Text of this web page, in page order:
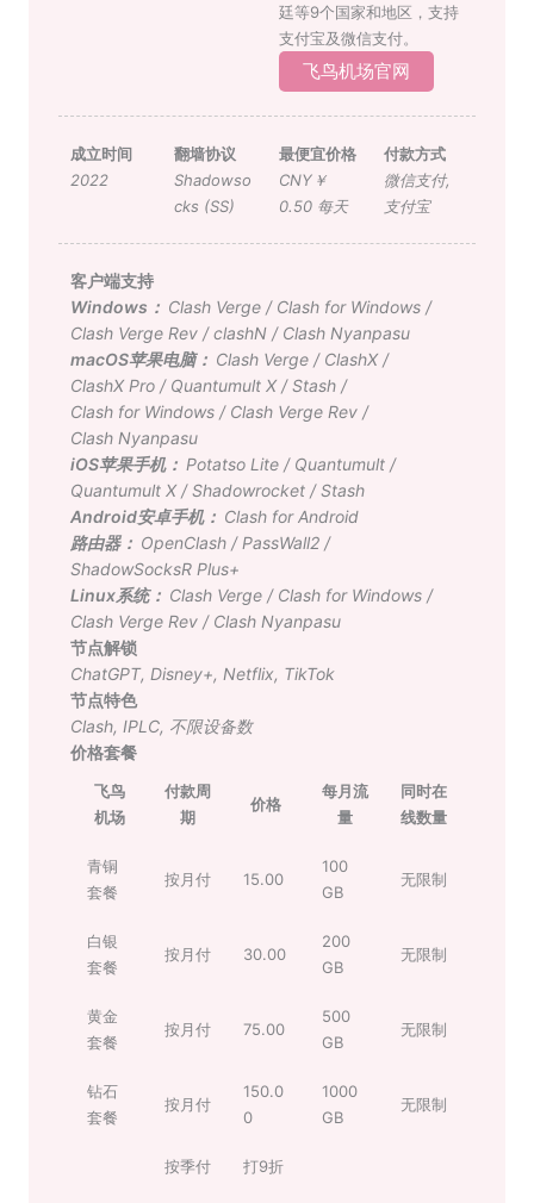
廷等9个国家和地区，支持
支付宝及微信支付。
飞鸟机场官网
成立时间
2022
翻墙协议
Shadowso
cks (SS)
最便宜价格
CNY￥
0.50 每天
付款方式
微信支付,
支付宝
客户端支持
Windows： Clash Verge/ Clash for Windows/
Clash Verge Rev/clashN/ Clash Nyanpasu
macOS苹果电脑： Clash Verge/ ClashX/
ClashX Pro/ Quantumult X/Stash/
Clash for Windows/ Clash Verge Rev/
Clash Nyanpasu
iOS苹果手机： Potatso Lite/ Quantumult/
Quantumult X/Shadowrocket/Stash
Android安卓手机： Clash for Android
路由器： OpenClash/ PassWall2/
ShadowSocksR Plus+
Linux系统： Clash Verge/ Clash for Windows/
Clash Verge Rev/ Clash Nyanpasu
节点解锁
ChatGPT, Disney+, Netflix, TikTok
节点特色
Clash, IPLC, 不限设备数
价格套餐
飞鸟
机场
付款周
期
价格
每月流
量
同时在
线数量
青铜
套餐
按月付 15.00
100
GB
无限制
白银
套餐
按月付 30.00
200
GB
无限制
黄金
套餐
按月付 75.00
500
GB
无限制
钻石
套餐
按月付
150.0
0
1000
GB
无限制
按季付 打9折